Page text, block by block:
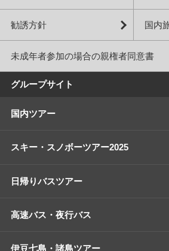
勧誘方針 国内
未成年者参加の場合の親権者同意書
グループサイト
国内ツアー
スキー・スノボーツアー2025
日帰りバスツアー
高速バス・夜行バス
伊豆七島・諸島ツアー